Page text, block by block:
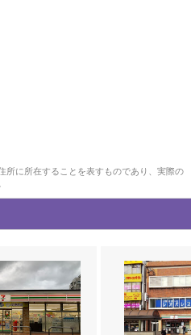
に所在することを表すものであり、実際の